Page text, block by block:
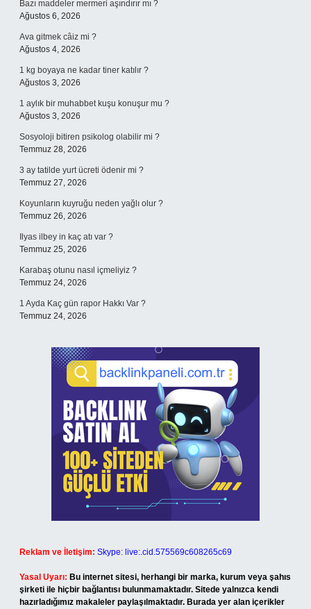
Bazı maddeler mermeri aşındırır mı ?
Ağustos 6, 2026
Ava gitmek câiz mi ?
Ağustos 4, 2026
1 kg boyaya ne kadar tiner katılır ?
Ağustos 3, 2026
1 aylık bir muhabbet kuşu konuşur mu ?
Ağustos 3, 2026
Sosyoloji bitiren psikolog olabilir mi ?
Temmuz 28, 2026
3 ay tatilde yurt ücreti ödenir mi ?
Temmuz 27, 2026
Koyunların kuyruğu neden yağlı olur ?
Temmuz 26, 2026
Ilyas ilbey in kaç atı var ?
Temmuz 25, 2026
Karabaş otunu nasıl içmeliyiz ?
Temmuz 24, 2026
1 Ayda Kaç gün rapor Hakkı Var ?
Temmuz 24, 2026
Reklam ve İletişim: Skype: live:.cid.575569c608265c69
Yasal Uyarı: Bu internet sitesi, herhangi bir marka, kurum veya şahıs
şirketi ile hiçbir bağlantısı bulunmamaktadır. Sitede yalnızca kendi
hazırladığımız makaleler paylaşılmaktadır. Burada yer alan içerikler